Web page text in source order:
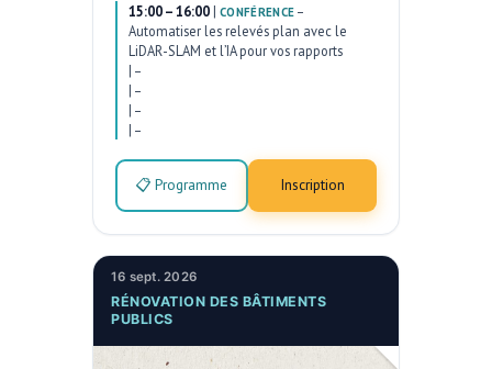
15:00 – 16:00 | CONFÉRENCE –
Automatiser les relevés plan avec le
LiDAR-SLAM et l’IA pour vos rapports
| –
| –
| –
| –
📋 Programme Inscription
16 sept. 2026
RÉNOVATION DES BÂTIMENTS
PUBLICS